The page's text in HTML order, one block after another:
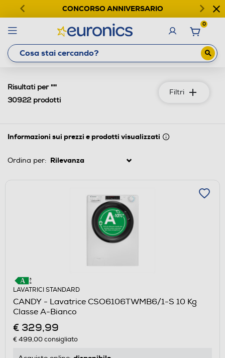
CONCORSO ANNIVERSARIO
0
Filtri
Risultati per""
30922prodotti
Informazioni sui prezzi e prodotti visualizzati
Ordina per:
LAVATRICI STANDARD
CANDY - Lavatrice CSO6106TWMB6/1-S 10 Kg
Classe A-Bianco
€ 329,99
€ 499,00consigliato